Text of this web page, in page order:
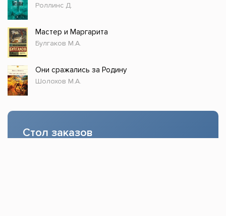
Роллинс Д.
Мастер и Маргарита
Булгаков М.А.
Они сражались за Родину
Шолохов М.А.
Стол заказов